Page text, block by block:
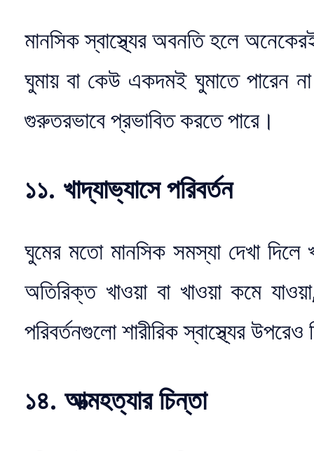
মানসিক স্বাস্থ্যের অবনতি হলে
ঘুমায় বা কেউ একদমই ঘুমাতে পারেন
গুরুতরভাবে প্রভাবিত করতে পারে।
১১. খাদ্যাভ্যাসে পরিবর্তন
ঘুমের মতো মানসিক সমস্যা দেখা
অতিরিক্ত খাওয়া বা খাওয়া কমে
পরিবর্তনগুলো শারীরিক স্বাস্থ্যের
১৪. আত্মহত্যার চিন্তা